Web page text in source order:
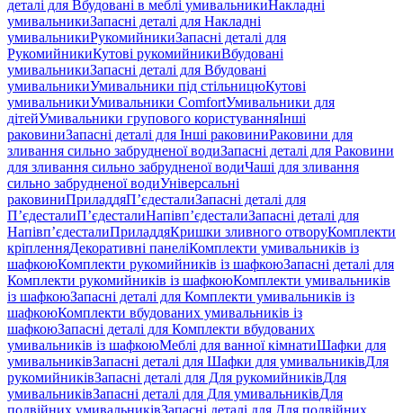
деталі для Вбудовані в меблі умивальникиНакладні
умивальникиЗапасні деталі для Накладні
умивальникиРукомийникиЗапасні деталі для
РукомийникиКутові рукомийникиВбудовані
умивальникиЗапасні деталі для Вбудовані
умивальникиУмивальники під стільницюКутові
умивальникиУмивальники ComfortУмивальники для
дітейУмивальники групового користуванняІнші
раковиниЗапасні деталі для Інші раковиниРаковини для
зливання сильно забрудненої водиЗапасні деталі для Раковини
для зливання сильно забрудненої водиЧаші для зливання
сильно забрудненої водиУніверсальні
раковиниПриладдяП’єдесталиЗапасні деталі для
П’єдесталиП’єдесталиНапівп’єдесталиЗапасні деталі для
Напівп’єдесталиПриладдяКришки зливного отворуКомплекти
кріпленняДекоративні панеліКомплекти умивальників із
шафкоюКомплекти рукомийників із шафкоюЗапасні деталі для
Комплекти рукомийників із шафкоюКомплекти умивальників
із шафкоюЗапасні деталі для Комплекти умивальників із
шафкоюКомплекти вбудованих умивальників із
шафкоюЗапасні деталі для Комплекти вбудованих
умивальників із шафкоюМеблі для ванної кімнатиШафки для
умивальниківЗапасні деталі для Шафки для умивальниківДля
рукомийниківЗапасні деталі для Для рукомийниківДля
умивальниківЗапасні деталі для Для умивальниківДля
подвійних умивальниківЗапасні деталі для Для подвійних